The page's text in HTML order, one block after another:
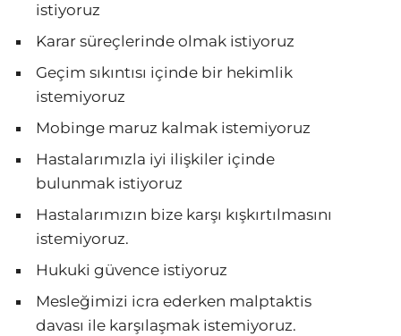
istiyoruz
Karar süreçlerinde olmak istiyoruz
Geçim sıkıntısı içinde bir hekimlik
istemiyoruz
Mobinge maruz kalmak istemiyoruz
Hastalarımızla iyi ilişkiler içinde
bulunmak istiyoruz
Hastalarımızın bize karşı kışkırtılmasını
istemiyoruz.
Hukuki güvence istiyoruz
Mesleğimizi icra ederken malptaktis
davası ile karşılaşmak istemiyoruz.